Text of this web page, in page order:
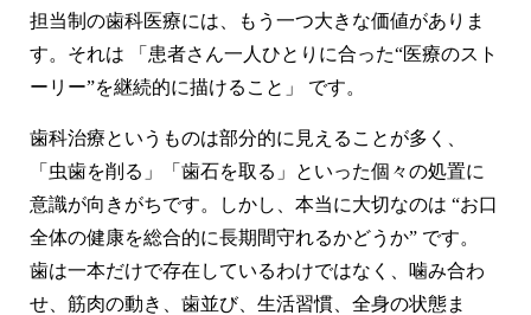
担当制の歯科医療には、もう一つ大きな価値がありま
す。それは 「患者さん一人ひとりに合った“医療のスト
ーリー”を継続的に描けること」 です。
歯科治療というものは部分的に見えることが多く、
「虫歯を削る」「歯石を取る」といった個々の処置に
意識が向きがちです。しかし、本当に大切なのは “お口
全体の健康を総合的に長期間守れるかどうか” です。
歯は一本だけで存在しているわけではなく、噛み合わ
せ、筋肉の動き、歯並び、生活習慣、全身の状態ま